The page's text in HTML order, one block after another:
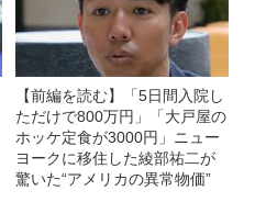
【前編を読む】「5日間入院し
ただけで800万円」「大戸屋の
ホッケ定食が3000円」ニュー
ヨークに移住した綾部祐二が
驚いた“アメリカの異常物価”